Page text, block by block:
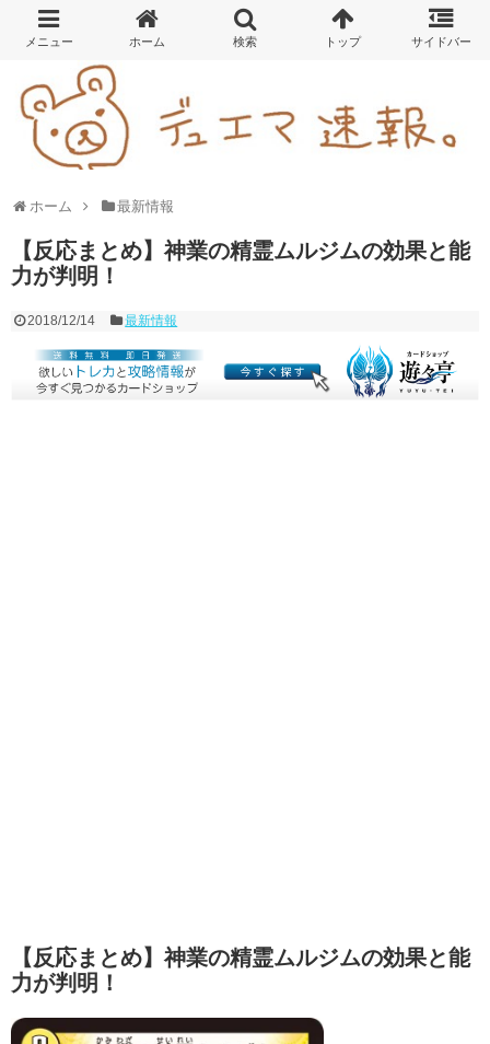
ホーム 最新情報
【反応まとめ】神業の精霊ムルジムの効果と能
力が判明！
2018/12/14 最新情報
【反応まとめ】神業の精霊ムルジムの効果と能
力が判明！